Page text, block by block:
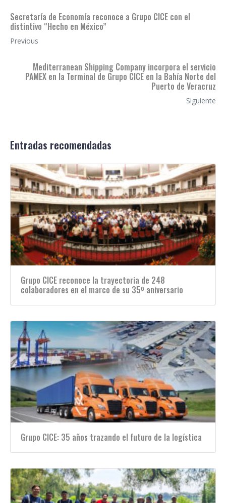
Secretaría de Economía reconoce a Grupo CICE con el
distintivo “Hecho en México”
Previous
Mediterranean Shipping Company incorpora el servicio
PAMEX en la Terminal de Grupo CICE en la Bahía Norte del
Puerto de Veracruz
Siguiente
Entradas recomendadas
Grupo CICE reconoce la trayectoria de 248
colaboradores en el marco de su 35º aniversario
Grupo CICE: 35 años trazando el futuro de la logística